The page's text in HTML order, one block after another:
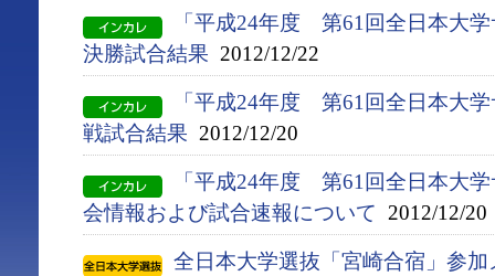
「平成24年度 第61回全日本大
決勝試合結果 2012/12/22
「平成24年度 第61回全日本大
戦試合結果 2012/12/20
「平成24年度 第61回全日本大
会情報および試合速報について 2012/12/20
全日本大学選抜「宮崎合宿」参